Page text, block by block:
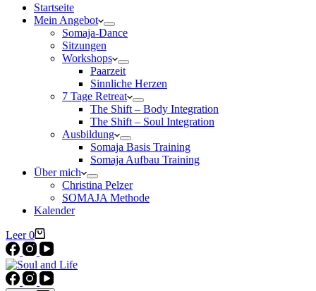
Startseite
Mein Angebot
Somaja-Dance
Sitzungen
Workshops
Paarzeit
Sinnliche Herzen
7 Tage Retreat
The Shift – Body Integration
The Shift – Soul Integration
Ausbildung
Somaja Basis Training
Somaja Aufbau Training
Über mich
Christina Pelzer
SOMAJA Methode
Kalender
Warenkorb
Leer 0